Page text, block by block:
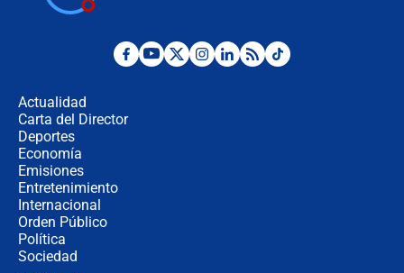
Desde dermatitis hasta infecciones:
Actualidad
Carta del Director
Deportes
Economía
Emisiones
Entretenimiento
Internacional
Orden Público
Política
Sociedad